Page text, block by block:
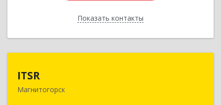
Показать контакты
Назад
ITSR
Магнитогорск455030, Челябинская обл, Магнитогорск г,